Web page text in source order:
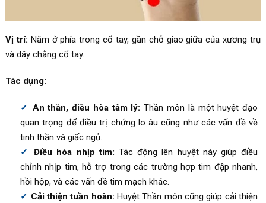
Vị trí: Nằm ở phía trong cổ tay, gần chỗ giao giữa của xương trụ
và dây chằng cổ tay.
Tác dụng:
An thần, điều hòa tâm lý: Thần môn là một huyệt đạo
quan trọng để điều trị chứng lo âu cũng như các vấn đề về
tinh thần và giấc ngủ.
Điều hòa nhịp tim: Tác động lên huyệt này giúp điều
chỉnh nhịp tim, hỗ trợ trong các trường hợp tim đập nhanh,
hồi hộp, và các vấn đề tim mạch khác.
Cải thiện tuần hoàn: Huyệt Thần môn cũng giúp cải thiện